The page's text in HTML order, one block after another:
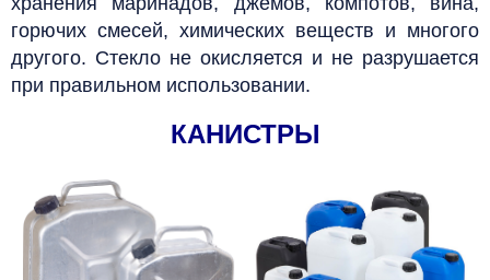
горючих смесей, химических веществ и многого
другого. Стекло не окисляется и не разрушается
при правильном использовании.
КАНИСТРЫ